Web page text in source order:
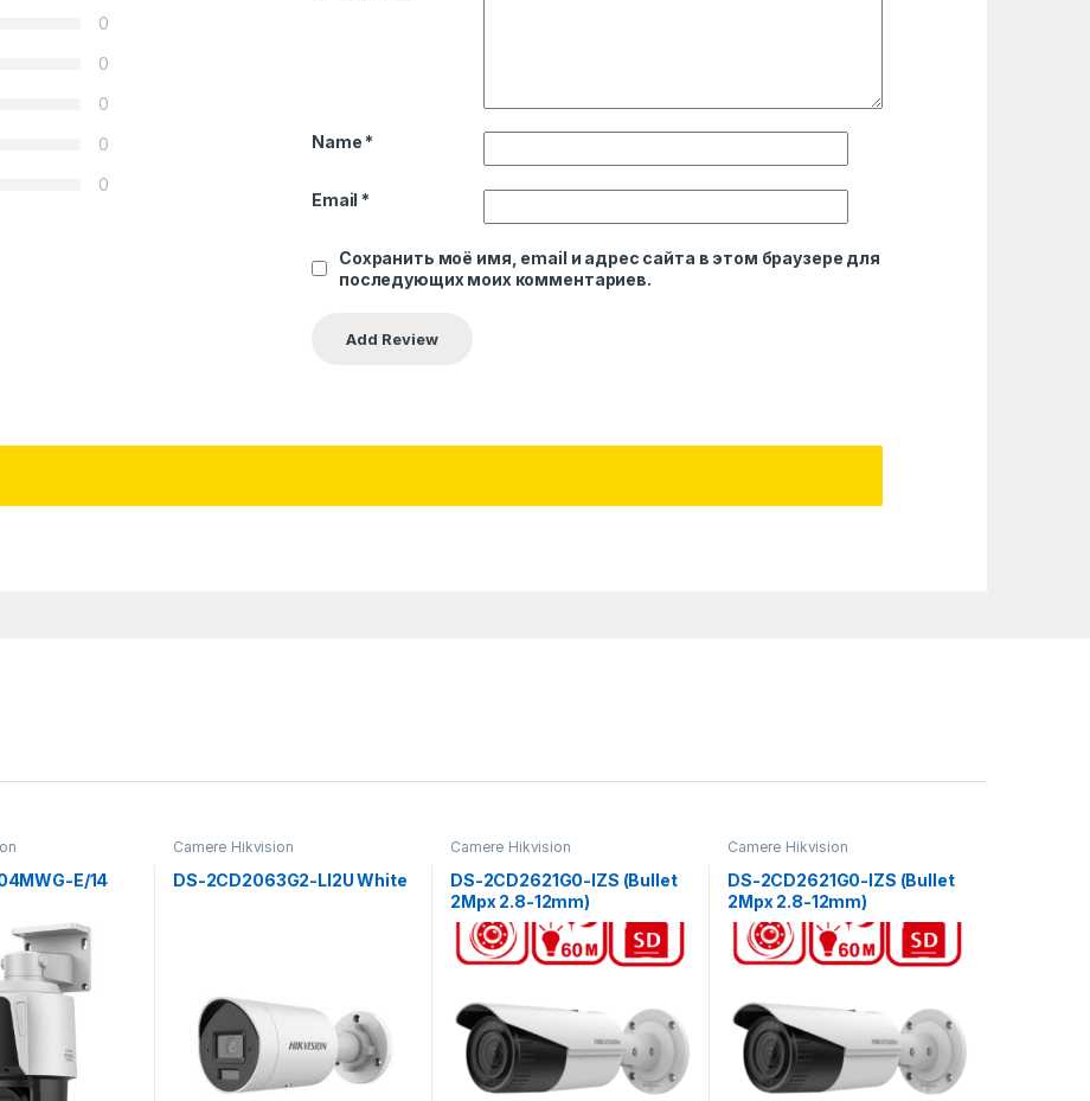
0
0
0
0
0
Name *
Email *
Сохранить моё имя, email и адрес сайта в этом браузере для
последующих моих комментариев.
E/14
Camere Hikvision
DS-2CD2063G2-LI2U White
Camere Hikvision
DS-2CD2621G0-IZS (Bullet
2Mpx 2.8-12mm)
Camere Hikvision
DS-2CD2621G0-IZS (Bullet
2Mpx 2.8-12mm)